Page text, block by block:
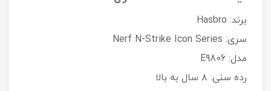
برند: Hasbro
سری: Nerf N-Strike Icon Series
مدل: E9806
رده سنی: ۸ سال به بالا